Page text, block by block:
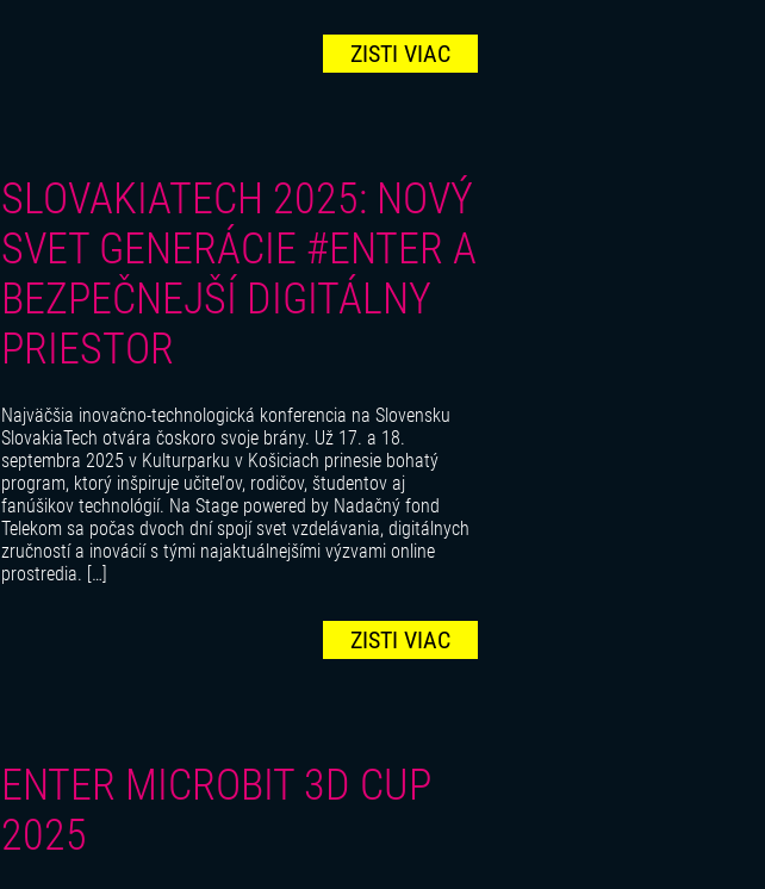
ZISTI VIAC
SLOVAKIATECH 2025: NOVÝ
SVET GENERÁCIE #ENTER A
BEZPEČNEJŠÍ DIGITÁLNY
PRIESTOR
Najväčšia inovačno-technologická konferencia na Slovensku
SlovakiaTech otvára čoskoro svoje brány. Už 17. a 18.
septembra 2025 v Kulturparku v Košiciach prinesie bohatý
program, ktorý inšpiruje učiteľov, rodičov, študentov aj
fanúšikov technológií. Na Stage powered by Nadačný fond
Telekom sa počas dvoch dní spojí svet vzdelávania, digitálnych
zručností a inovácií s tými najaktuálnejšími výzvami online
prostredia. […]
ZISTI VIAC
ENTER MICROBIT 3D CUP
2025